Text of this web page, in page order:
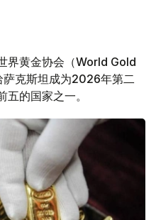
界黄金协会（World Gold
克斯坦成为2026年第二
的国家之一。